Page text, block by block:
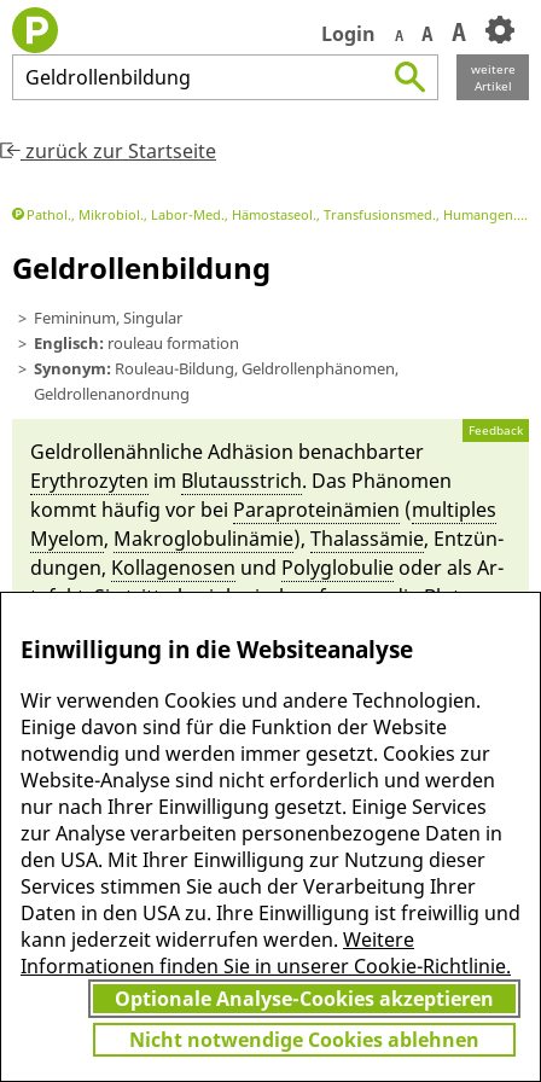
Login A A A
Geldrollenbildung
weitere
Artikel
zurück zur Startseite
Pathol., Mikrobiol., Labor-Med., Hämostaseol., Transfusionsmed., Humangen.
Geldrollenbildung
Femininum, Singular
Englisch: rouleau formation
Synonym: Rouleau-Bildung, Geldrollenphänomen,
Geldrollenanordnung
Feedback
Geldrollenähn­liche Adhä­si­on be­nachbarter
Erythro­zyten im Blut­aus­strich. Das Phäno­men
kommt häu­fig vor bei Paraproteinä­mi­en (multip­les
Myelom, Makroglobulinä­mie), Thalassä­mie, Ent­zün­
dun­gen, Kollagenosen und Poly­globulie oder als Ar­
te­fakt. Sie tritt physiologisch auf, wenn dieBlut­ge­
des Blutes ver­langsamt, z. B. inKapillaren.
MEHR INFORMATIONEN
ZU PSCHYREMBEL
JETZT
GRATIS TESTEN
Einwilligung in die Websiteanalyse
Wir verwenden Cookies und andere Technologien.
Einige davon sind für die Funktion der Website
notwendig und werden immer gesetzt. Cookies zur
Website-Analyse sind nicht erforderlich und werden
nur nach Ihrer Einwilligung gesetzt. Einige Services
zur Analyse verarbeiten personenbezogene Daten in
den USA. Mit Ihrer Einwilligung zur Nutzung dieser
Services stimmen Sie auch der Verarbeitung Ihrer
Daten in den USA zu. Ihre Einwilligung ist freiwillig und
kann jederzeit widerrufen werden. Weitere
Informationen finden Sie in unserer Cookie-Richtlinie.
Optionale Analyse-Cookies akzeptieren
Nicht notwendige Cookies ablehnen